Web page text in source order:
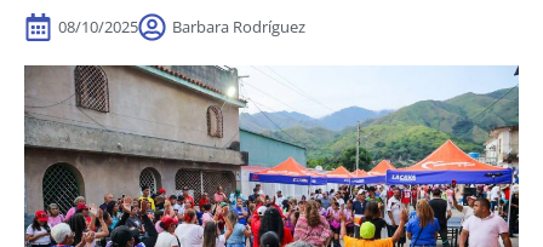
08/10/2025 Barbara Rodríguez